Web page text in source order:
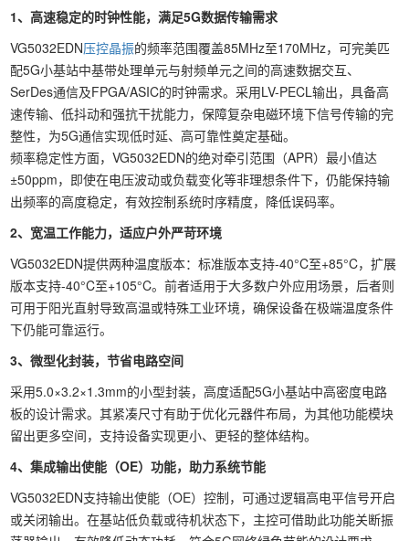
1、高速稳定的时钟性能，满足5G数据传输需求
VG5032EDN压控晶振的频率范围覆盖85MHz至170MHz，可完美匹
配5G小基站中基带处理单元与射频单元之间的高速数据交互、
SerDes通信及FPGA/ASIC的时钟需求。采用LV-PECL输出，具备高
速传输、低抖动和强抗干扰能力，保障复杂电磁环境下信号传输的完
整性，为5G通信实现低时延、高可靠性奠定基础。
频率稳定性方面，VG5032EDN的绝对牵引范围（APR）最小值达
±50ppm，即使在电压波动或负载变化等非理想条件下，仍能保持输
出频率的高度稳定，有效控制系统时序精度，降低误码率。
2、宽温工作能力，适应户外严苛环境
VG5032EDN提供两种温度版本：标准版本支持-40°C至+85°C，扩展
版本支持-40°C至+105°C。前者适用于大多数户外应用场景，后者则
可用于阳光直射导致高温或特殊工业环境，确保设备在极端温度条件
下仍能可靠运行。
3、微型化封装，节省电路空间
采用5.0×3.2×1.3mm的小型封装，高度适配5G小基站中高密度电路
板的设计需求。其紧凑尺寸有助于优化元器件布局，为其他功能模块
留出更多空间，支持设备实现更小、更轻的整体结构。
4、集成输出使能（OE）功能，助力系统节能
VG5032EDN支持输出使能（OE）控制，可通过逻辑高电平信号开启
或关闭输出。在基站低负载或待机状态下，主控可借助此功能关断振